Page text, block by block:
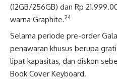
(12GB/256GB) dan Rp
warna Graphite.24
Selama periode pre-order
penawaran khusus berupa
lipat kapasitas, dan diskon
Book Cover Keyboard.